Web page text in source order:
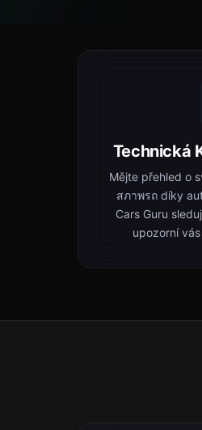
Technická
Mějte přehled o
สภาพรถ díky
Cars Guru
upozorní